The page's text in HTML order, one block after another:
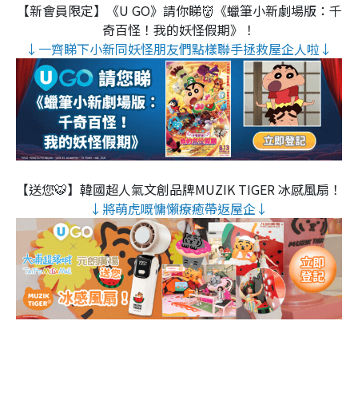
【新會員限定】《U GO》請你睇👹《蠟筆小新劇場版：千
奇百怪！我的妖怪假期》！
↓一齊睇下小新同妖怪朋友們點樣聯手拯救屋企人啦↓
【送您🐯】韓國超人氣文創品牌MUZIK TIGER 冰感風扇！
↓將萌虎嘅慵懶療癒帶返屋企↓